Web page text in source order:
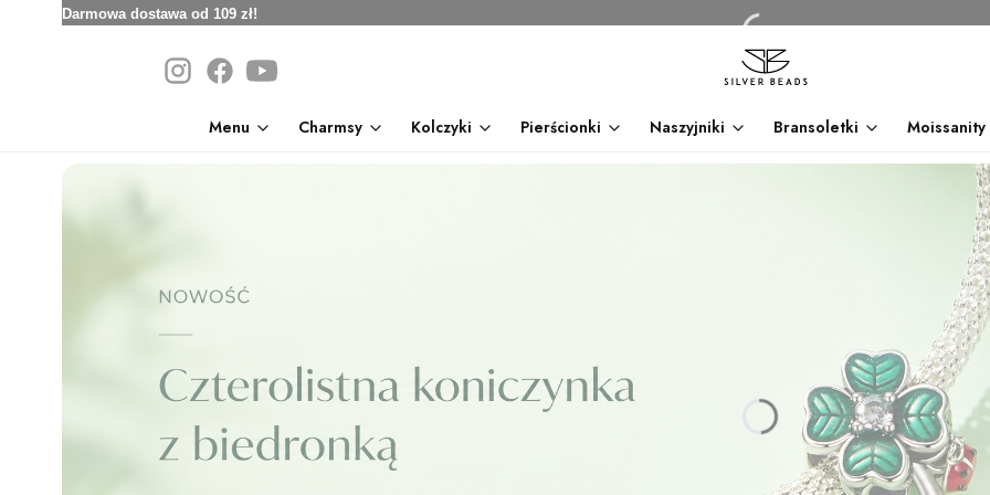
Darmowa dostawa od 109 zł!
Menu Charmsy Kolczyki Pierścionki Naszyjniki Bransoletki Moissanity